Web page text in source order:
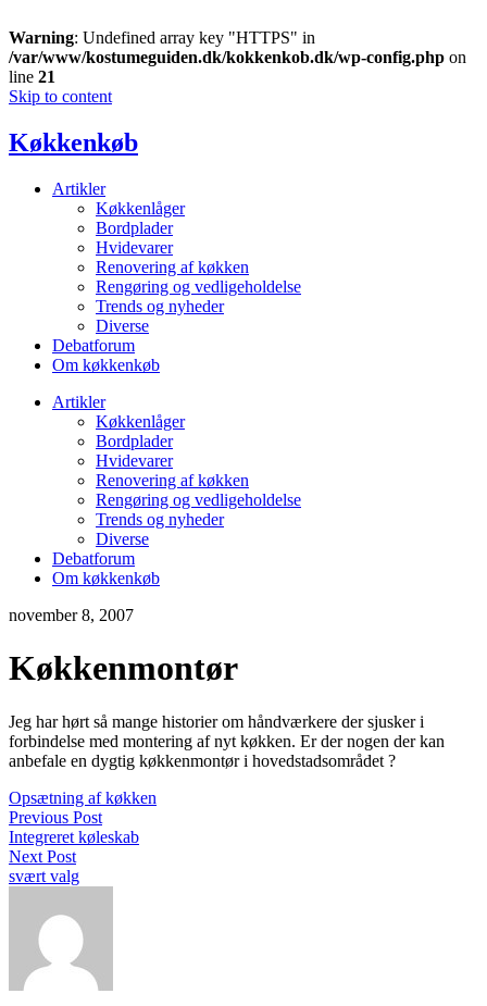
Warning: Undefined array key "HTTPS" in
/var/www/kostumeguiden.dk/kokkenkob.dk/wp-config.php on
line 21
Skip to content
Køkkenkøb
Artikler
Køkkenlåger
Bordplader
Hvidevarer
Renovering af køkken
Rengøring og vedligeholdelse
Trends og nyheder
Diverse
Debatforum
Om køkkenkøb
Artikler
Køkkenlåger
Bordplader
Hvidevarer
Renovering af køkken
Rengøring og vedligeholdelse
Trends og nyheder
Diverse
Debatforum
Om køkkenkøb
november 8, 2007
Køkkenmontør
Jeg har hørt så mange historier om håndværkere der sjusker i
forbindelse med montering af nyt køkken. Er der nogen der kan
anbefale en dygtig køkkenmontør i hovedstadsområdet ?
Opsætning af køkken
Previous Post
Integreret køleskab
Next Post
svært valg